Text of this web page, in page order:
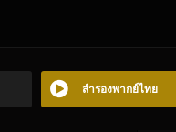
สำรองพากย์ไทย